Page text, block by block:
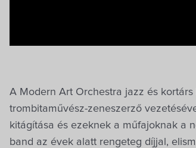
A Modern Art Orchestra jazz és
trombitaművész-zeneszerző
kitágítása és ezeknek a műfajoknak a
band az évek alatt rengeteg díjjal,